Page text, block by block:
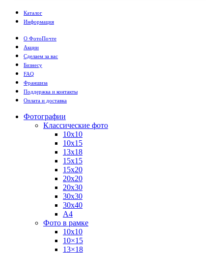
Каталог
Информация
О ФотоПочте
Акции
Сделаем за вас
Бизнесу
FAQ
Франшиза
Поддержка и контакты
Оплата и доставка
Фотографии
Классические фото
10х10
10х15
13х18
15х15
15х20
20х20
20х30
30х30
30х40
А4
Фото в рамке
10х10
10×15
13×18